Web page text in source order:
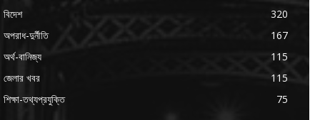
বিদেশ
320
অপরাধ-দুর্নীতি
167
অর্থ-বানিজ্য
115
জেলার খবর
115
শিক্ষা-তথ্যপ্রযুক্তি
75